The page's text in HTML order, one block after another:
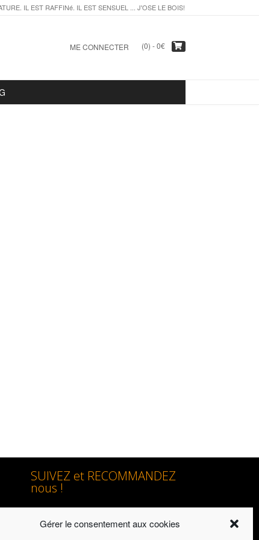
Gérer le consentement aux cookies
IL EST RAFFINé. IL EST SENSUEL ... J'OSE LE BOIS!
ME CONNECTER (0) -0€
SUIVEZ et RECOMMANDEZ
nous !